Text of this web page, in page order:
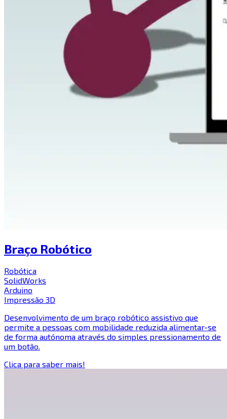
Braço Robótico
Robótica
SolidWorks
Arduino
Impressão 3D
Desenvolvimento de um braço robótico assistivo que
permite a pessoas com mobilidade reduzida alimentar-se
de forma autónoma através do simples pressionamento de
um botão.
Clica para saber mais!